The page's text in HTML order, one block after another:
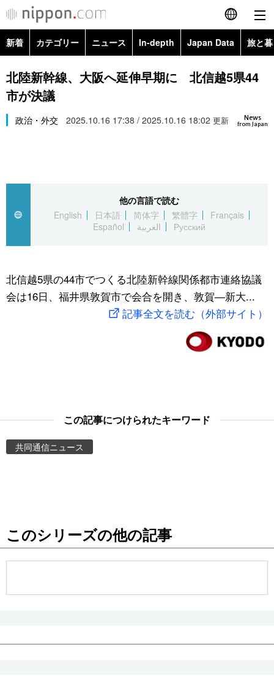
English
简体字
Русский
カテゴリー
経済・ビジネス
国際
文化
トップ
アーカイブ
In-depth
Japan Data
動画/Live
お知らせ
新着 カテゴリー ニュース In-depth Japan Data 旅と
政治・外交
経済・ビジネス
スポーツ・東京2020
Topics
北陸新幹線、大阪へ延伸早期に 北信越5県44
市が決議
News
from Japan
政治・外交 2025.10.16 17:38 / 2025.10.16 18:02 更新
他の言語で読む
English
日本語 简体字 繁體字
Français
Español
العربية Русский
北信越5県の44市でつくる北陸新幹線関係都市連絡協議
会は16日、福井県敦賀市で会合を開き、敦賀―新大...
記事全文を読む（外部サイト）
この記事につけられたキーワード
共同通信ニュース
このシリーズの他の記事